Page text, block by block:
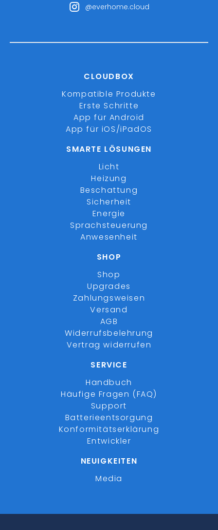
@everhome.cloud
CLOUDBOX
Kompatible Produkte
Erste Schritte
App für Android
App für iOS/iPadOS
SMARTE LÖSUNGEN
Licht
Heizung
Beschattung
Sicherheit
Energie
Sprachsteuerung
Anwesenheit
SHOP
Shop
Upgrades
Zahlungsweisen
Versand
AGB
Widerrufsbelehrung
Vertrag widerrufen
SERVICE
Handbuch
Häufige Fragen (FAQ)
Support
Batterieentsorgung
Konformitätserklärung
Entwickler
NEUIGKEITEN
Media